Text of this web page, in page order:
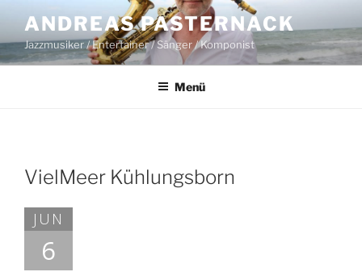
Inhalt
springen
ANDREAS PASTERNACK
Jazzmusiker / Entertainer / Sänger / Komponist
Menü
VielMeer Kühlungsborn
JUN
6